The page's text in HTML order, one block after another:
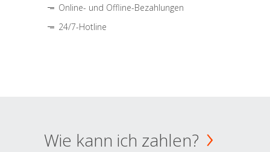
Online- und Offline-Bezahlungen
24/7-Hotline
Wie kann ich zahlen?